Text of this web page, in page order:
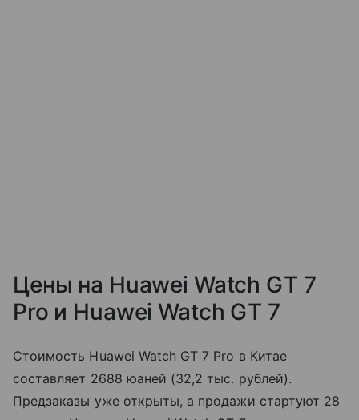
Цены на Huawei Watch GT 7
Pro и Huawei Watch GT 7
Стоимость Huawei Watch GT 7 Pro в Китае
составляет 2688 юаней (32,2 тыс. рублей).
Предзаказы уже открыты, а продажи стартуют 28